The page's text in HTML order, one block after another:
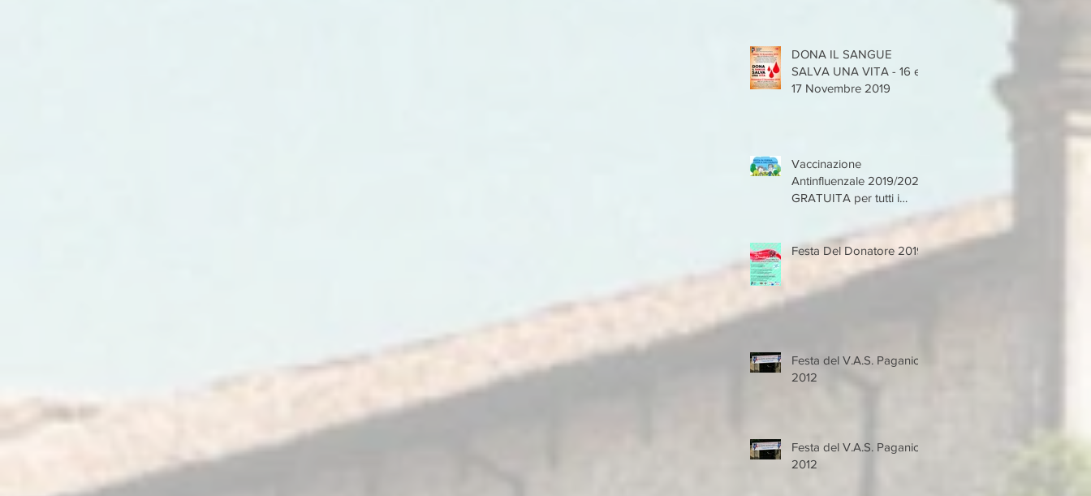
DONA IL SANGUE
SALVA UNA VITA - 16 e
17 Novembre 2019
Vaccinazione
Antinfluenzale 2019/2020
GRATUITA per tutti i
Festa Del Donatore 2019
Festa del V.A.S. Paganica
2012
Festa del V.A.S. Paganica
2012